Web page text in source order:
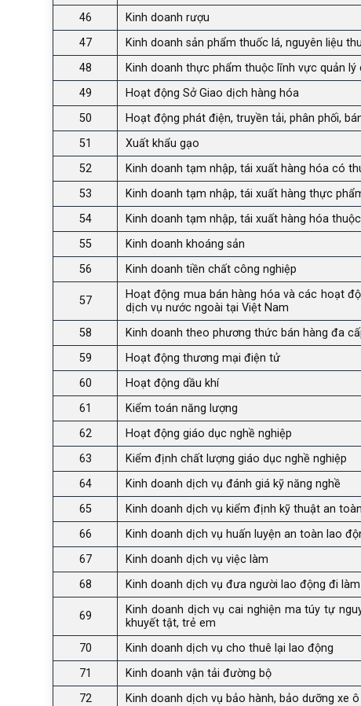
46
Kinh doanh rượu
47
Kinh doanh sản phẩm thuốc lá, nguyên liệu
48
Kinh doanh thực phẩm thuộc lĩnh vực quản
49
Hoạt động Sở Giao dịch hàng hóa
50
Hoạt động phát điện, truyền tải, phân phối,
51
Xuất khẩu gạo
52
Kinh doanh tạm nhập, tái xuất hàng hóa có
53
Kinh doanh tạm nhập, tái xuất hàng thực
54
Kinh doanh tạm nhập, tái xuất hàng hóa
55
Kinh doanh khoáng sản
56
Kinh doanh tiền chất công nghiệp
57
Hoạt động mua bán hàng hóa và các hoạt
dịch vụ nước ngoài tại Việt Nam
58
Kinh doanh theo phương thức bán hàng đa
59
Hoạt động thương mại điện tử
60
Hoạt động dầu khí
61
Kiểm toán năng lượng
62
Hoạt động giáo dục nghề nghiệp
63
Kiểm định chất lượng giáo dục nghề nghiệp
64
Kinh doanh dịch vụ đánh giá kỹ năng nghề
65
Kinh doanh dịch vụ kiểm định kỹ thuật an
66
Kinh doanh dịch vụ huấn luyện an toàn lao
67
Kinh doanh dịch vụ việc làm
68
Kinh doanh dịch vụ đưa người lao động đi
69
Kinh doanh dịch vụ cai nghiện ma túy tự
khuyết tật, trẻ em
70
Kinh doanh dịch vụ cho thuê lại lao động
71
Kinh doanh vận tải đường bộ
72
Kinh doanh dịch vụ bảo hành, bảo dưỡng xe